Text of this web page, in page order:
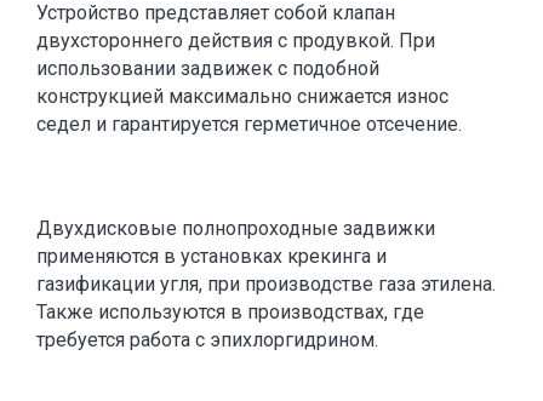
Устройство представляет собой клапан
двухстороннего действия с продувкой. При
использовании задвижек с подобной
конструкцией максимально снижается износ
седел и гарантируется герметичное отсечение.
Двухдисковые полнопроходные задвижки
применяются в установках крекинга и
газификации угля, при производстве газа этилена.
Также используются в производствах, где
требуется работа с эпихлоргидрином.